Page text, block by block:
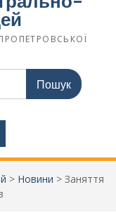
> Новини > Заняття